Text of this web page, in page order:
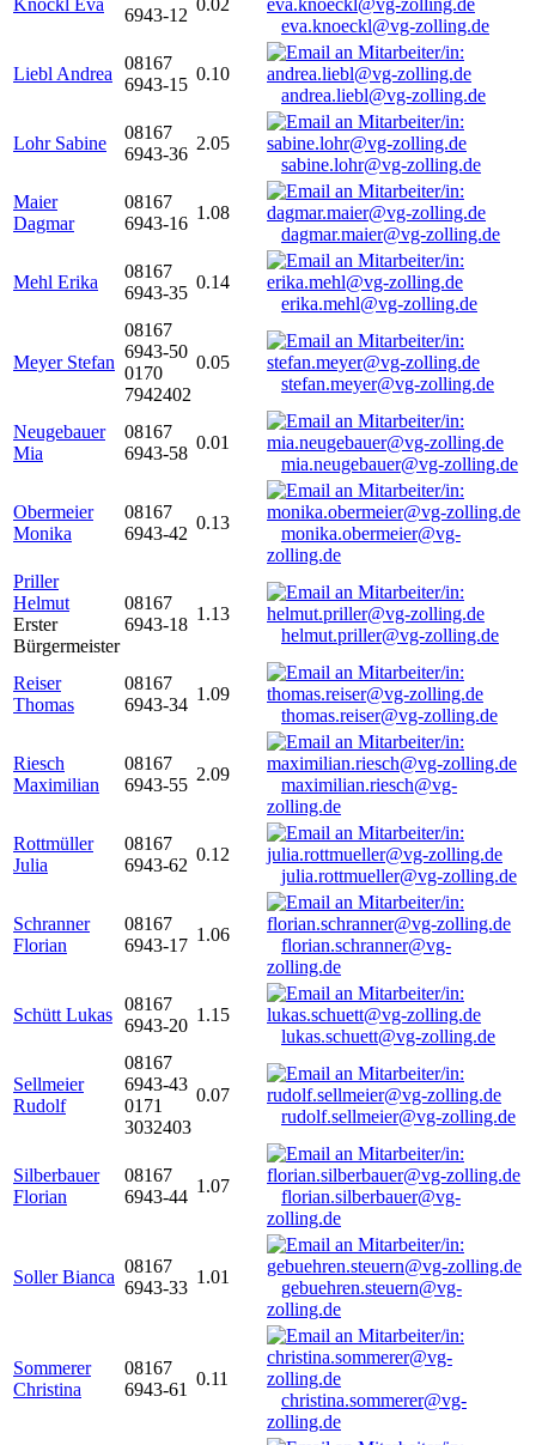
Knöckl Eva
6943-12
0.02
eva.knoeckl@vg-zolling.de
Liebl Andrea
08167
6943-15
0.10
andrea.liebl@vg-zolling.de
Lohr Sabine
08167
6943-36
2.05
sabine.lohr@vg-zolling.de
Maier
Dagmar
08167
6943-16
1.08
dagmar.maier@vg-zolling.de
Mehl Erika
08167
6943-35
0.14
erika.mehl@vg-zolling.de
Meyer Stefan
08167
6943-50
0170
7942402
0.05
stefan.meyer@vg-zolling.de
Neugebauer
Mia
08167
6943-58
0.01
mia.neugebauer@vg-zolling.de
Obermeier
Monika
08167
6943-42
0.13
monika.obermeier@vg-
zolling.de
Priller
Helmut
Erster
Bürgermeister
08167
6943-18
1.13
helmut.priller@vg-zolling.de
Reiser
Thomas
08167
6943-34
1.09
thomas.reiser@vg-zolling.de
Riesch
Maximilian
08167
6943-55
2.09
maximilian.riesch@vg-
zolling.de
Rottmüller
Julia
08167
6943-62
0.12
julia.rottmueller@vg-zolling.de
Schranner
Florian
08167
6943-17
1.06
florian.schranner@vg-
zolling.de
Schütt Lukas
08167
6943-20
1.15
lukas.schuett@vg-zolling.de
Sellmeier
Rudolf
08167
6943-43
0171
3032403
0.07
rudolf.sellmeier@vg-zolling.de
Silberbauer
Florian
08167
6943-44
1.07
florian.silberbauer@vg-
zolling.de
Soller Bianca
08167
6943-33
1.01
gebuehren.steuern@vg-
zolling.de
Sommerer
Christina
08167
6943-61
0.11
christina.sommerer@vg-
zolling.de